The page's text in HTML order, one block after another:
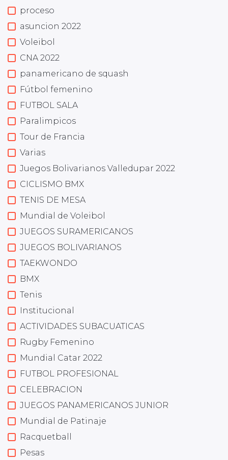
proceso
asuncion 2022
Voleibol
CNA 2022
panamericano de squash
Fútbol femenino
FUTBOL SALA
Paralimpicos
Tour de Francia
Varias
Juegos Bolivarianos Valledupar 2022
CICLISMO BMX
TENIS DE MESA
Mundial de Voleibol
JUEGOS SURAMERICANOS
JUEGOS BOLIVARIANOS
TAEKWONDO
BMX
Tenis
Institucional
ACTIVIDADES SUBACUATICAS
Rugby Femenino
Mundial Catar 2022
FUTBOL PROFESIONAL
CELEBRACION
JUEGOS PANAMERICANOS JUNIOR
Mundial de Patinaje
Racquetball
Pesas